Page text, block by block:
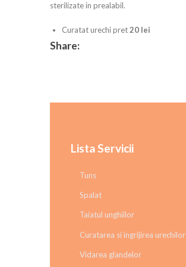
sterilizate in prealabil.
Curatat urechi pret20 lei
Share:
Lista Servicii
Tuns
Spalat
Taiatul unghiilor
Curatarea si ingrijirea urechilor
Vidarea glandelor